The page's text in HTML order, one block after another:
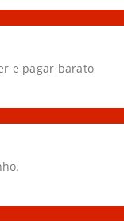
e pagar barato